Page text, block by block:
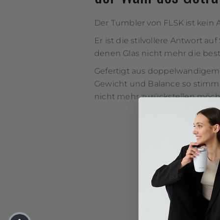
Der Tumbler von FLSK ist kein
Er ist die stilvollere Antwort
denen Glas nicht mehr die
Gefertigt aus
Gewicht und Balance so
nicht mehr zurückstellen